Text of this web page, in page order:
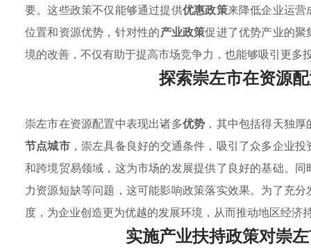
要。这些政策不仅能够通过提供优惠政策来降低企业运营
位置和资源优势，针对性的产业政策促进了优势产业的
境的改善，不仅有助于提高市场竞争力，也能够吸引更多
探索崇左市在资源
崇左市在资源配置中表现出诸多优势 ，其中包括得天独
节点城市，崇左具备良好的交通条件，吸引了众多企业投
和跨境贸易领域，这为市场的发展提供了良好的基础。
力资源短缺等问题，这可能影响政策落实效果。为了充
度，为企业创造更为优越的发展环境，从而推动地区经济
实施产业扶持政策对崇